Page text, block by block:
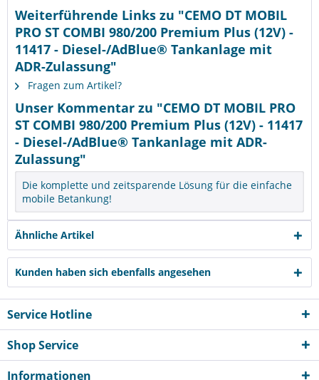
Weiterführende Links zu "CEMO DT MOBIL
PRO ST COMBI 980/200 Premium Plus (12V) -
11417 - Diesel-/AdBlue® Tankanlage mit
ADR-Zulassung"
Fragen zum Artikel?
Unser Kommentar zu "CEMO DT MOBIL PRO
ST COMBI 980/200 Premium Plus (12V) - 11417
- Diesel-/AdBlue® Tankanlage mit ADR-
Zulassung"
Die komplette und zeitsparende Lösung für die einfache
mobile Betankung!
Ähnliche Artikel
Kunden haben sich ebenfalls angesehen
Service Hotline
Shop Service
Informationen